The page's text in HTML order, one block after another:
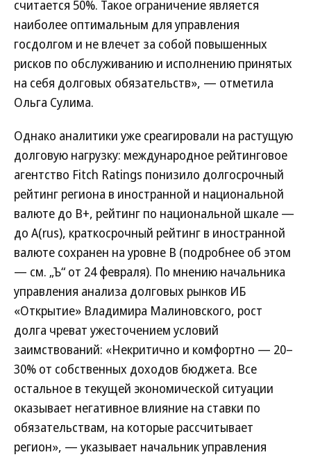
считается 50%. Такое ограничение является
наиболее оптимальным для управления
госдолгом и не влечет за собой повышенных
рисков по обслуживанию и исполнению принятых
на себя долговых обязательств», — отметила
Ольга Сулима.
Однако аналитики уже среагировали на растущую
долговую нагрузку: международное рейтинговое
агентство Fitch Ratings понизило долгосрочный
рейтинг региона в иностранной и национальной
валюте до В+, рейтинг по национальной шкале —
до A(rus), краткосрочный рейтинг в иностранной
валюте сохранен на уровне В (подробнее об этом
— см. „Ъ“ от 24 февраля). По мнению начальника
управления анализа долговых рынков ИБ
«Открытие» Владимира Малиновского, рост
долга чреват ужесточением условий
заимствований: «Некритично и комфортно — 20–
30% от собственных доходов бюджета. Все
остальное в текущей экономической ситуации
оказывает негативное влияние на ставки по
обязательствам, на которые рассчитывает
регион», — указывает начальник управления